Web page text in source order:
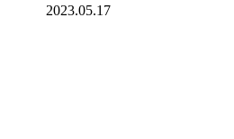
2023.05.17